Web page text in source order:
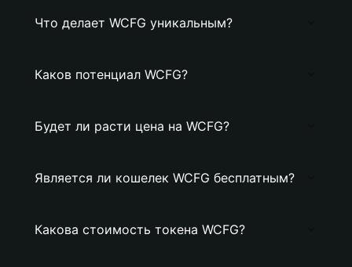
Что делает WCFG уникальным?
Каков потенциал WCFG?
Будет ли расти цена на WCFG?
Является ли кошелек WCFG бесплатным?
Какова стоимость токена WCFG?